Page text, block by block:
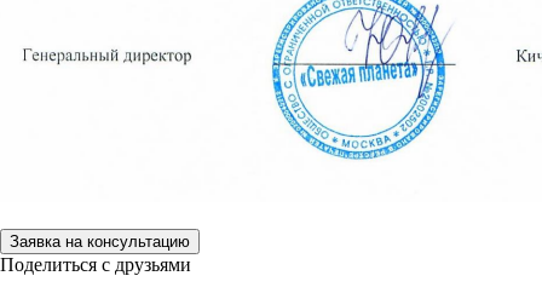
Заявка на консультацию
Поделиться с друзьями